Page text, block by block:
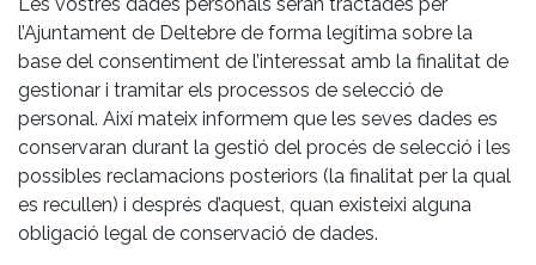
l’Ajuntament de Deltebre de forma legítima sobre la
base del consentiment de l’interessat amb la finalitat de
gestionar i tramitar els processos de selecció de
personal. Així mateix informem que les seves dades es
conservaran durant la gestió del procés de selecció i les
possibles reclamacions posteriors (la finalitat per la qual
es recullen) i després d’aquest, quan existeixi alguna
obligació legal de conservació de dades.